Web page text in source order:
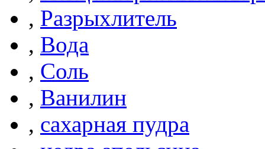
, Разрыхлитель
, Вода
, Соль
, Ванилин
, сахарная пудра